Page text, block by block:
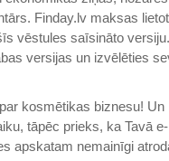
Finday.lv maksas
vēstules saīsināto versiju.
versijas un izvēlēties
kosmētikas biznesu! Un
tāpēc prieks, ka Tavā e-
apskatam nemainīgi